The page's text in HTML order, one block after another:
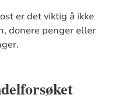
er det viktig å ikke
donere penger eller